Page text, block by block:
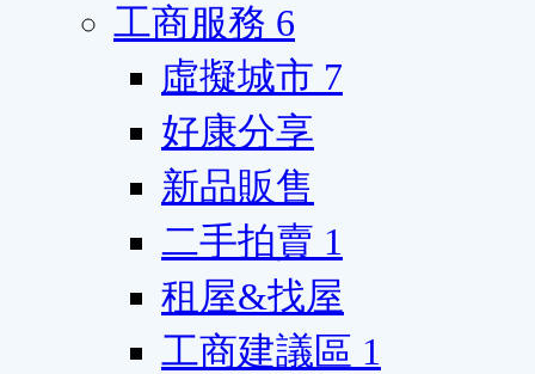
工商服務 6
虛擬城市 7
好康分享
新品販售
二手拍賣 1
租屋&找屋
工商建議區 1